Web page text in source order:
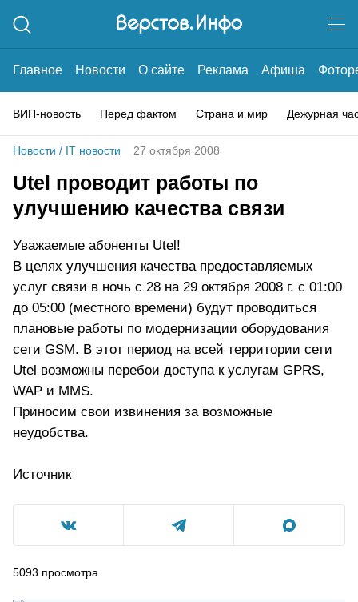
Главное Новости О сайте Реклама Афиша
ВИП-новость Перед фактом Страна и мир Дежурная
Новости / IT новости 27 октября 2008
Utel проводит работы по
улучшению качества связи
Уважаемые абоненты Utel!
В целях улучшения качества предоставляемых
услуг связи в ночь с 28 на 29 октября 2008 г. с 01:00
до 05:00 (местного времени) будут проводиться
плановые работы по модернизации оборудования
сети GSM. В этот период на всей территории сети
Utel возможны перебои доступа к услугам GPRS,
WAP и MMS.
Приносим свои извинения за возможные
неудобства.
Источник
5093 просмотра